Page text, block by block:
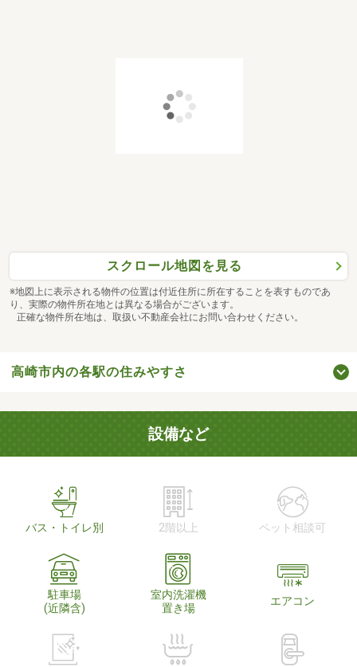
スクロール地図を見る
※地図上に表示される物件の位置は付近住所に所在することを表すものであ
り、実際の物件所在地とは異なる場合がございます。
正確な物件所在地は、取扱い不動産会社にお問い合わせください。
高崎市内の各駅の住みやすさ
設備など
バス・トイレ別 2階以上 ペット相談可
駐車場
(近隣含)
室内洗濯機
置き場
エアコン